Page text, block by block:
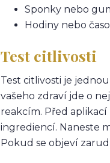
Sponky nebo
Hodiny nebo
Test citlivosti
Test citlivosti je
vašeho zdraví jde o
reakcím. Před
ingrediencí. Naneste
Pokud se objeví